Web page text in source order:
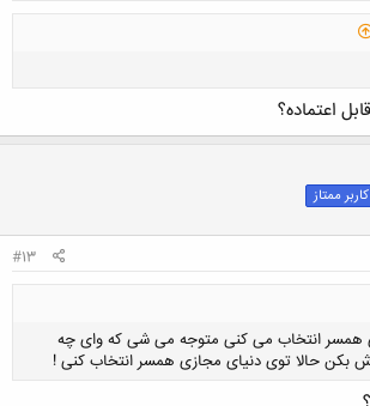
اعتماده؟
کاربر ممتاز
#13
همسر انتخاب می کنی متوجه می شی که وای چه
بکن حالا توی دنیای مجازی همسر انتخاب کنی !